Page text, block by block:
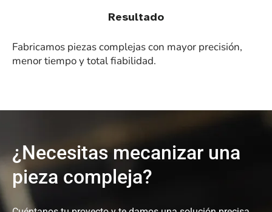
Resultado
Fabricamos piezas complejas con mayor precisión,
menor tiempo y total fiabilidad.
¿Necesitas mecanizar una
pieza compleja?